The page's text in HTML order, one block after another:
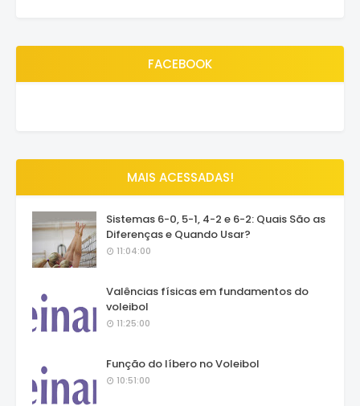
FACEBOOK
MAIS ACESSADAS!
Sistemas 6-0, 5-1, 4-2 e 6-2: Quais São as
Diferenças e Quando Usar?
11:04:00
Valências físicas em fundamentos do
voleibol
11:25:00
Função do líbero no Voleibol
10:51:00